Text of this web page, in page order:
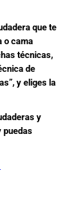
que te
o cama
técnicas,
de
y eliges la
y
puedas